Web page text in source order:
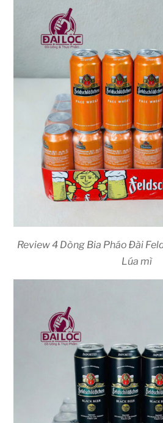
Review 4 Dòng Bia Pháo Đài
Lúa mì